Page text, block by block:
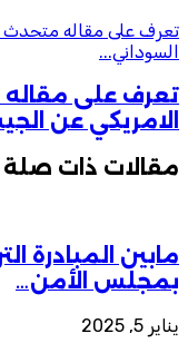
تعرف على مقاله
السوداني...
تعرف على
الامريكي عن
مقالات ذات صلة
مابين المبادرة
بمجلس الأمن…
يناير 5, 2025